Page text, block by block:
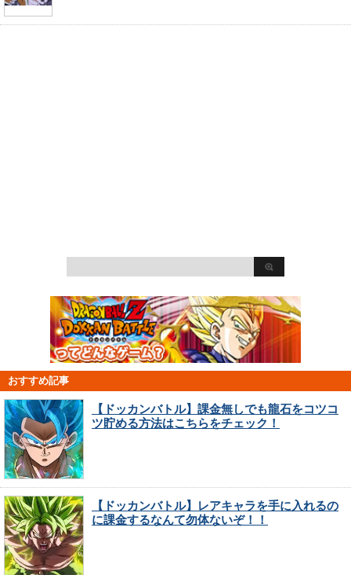
おすすめ記事
【ドッカンバトル】課金無しでも龍石をコツコ
ツ貯める方法はこちらをチェック！
【ドッカンバトル】レアキャラを手に入れるの
に課金するなんて勿体ないぞ！！